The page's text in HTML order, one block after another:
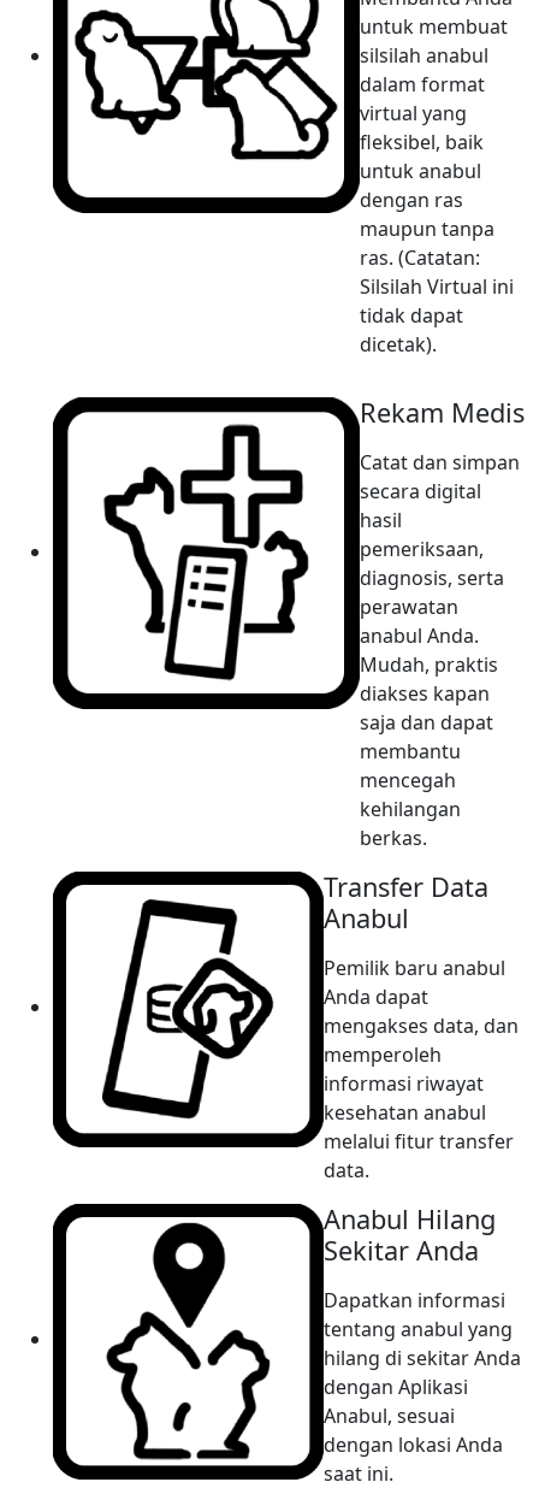
untuk membuat
silsilah anabul
dalam format
virtual yang
fleksibel, baik
untuk anabul
dengan ras
maupun tanpa
ras. (Catatan:
Silsilah Virtual ini
tidak dapat
dicetak).
Rekam Medis
Catat dan simpan
secara digital
hasil
pemeriksaan,
diagnosis, serta
perawatan
anabul Anda.
Mudah, praktis
diakses kapan
saja dan dapat
membantu
mencegah
kehilangan
berkas.
Transfer Data
Anabul
Pemilik baru anabul
Anda dapat
mengakses data, dan
memperoleh
informasi riwayat
kesehatan anabul
melalui fitur transfer
data.
Anabul Hilang
Sekitar Anda
Dapatkan informasi
tentang anabul yang
hilang di sekitar Anda
dengan Aplikasi
Anabul, sesuai
dengan lokasi Anda
saat ini.